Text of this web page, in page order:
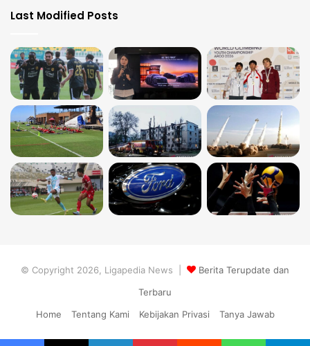
Last Modified Posts
© Copyright 2026, Ligapedia News |
Berita Terupdate dan
Terbaru
Home
Tentang Kami Kebijakan Privasi Tanya Jawab